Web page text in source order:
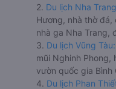
2. Du lịch Nha
Hương, nhà thờ đá,
nhà ga Nha Trang,
3. Du lịch Vũng Tàu:
mũi Nghinh Phong,
vườn quốc gia Bình
4. Du lịch Phan